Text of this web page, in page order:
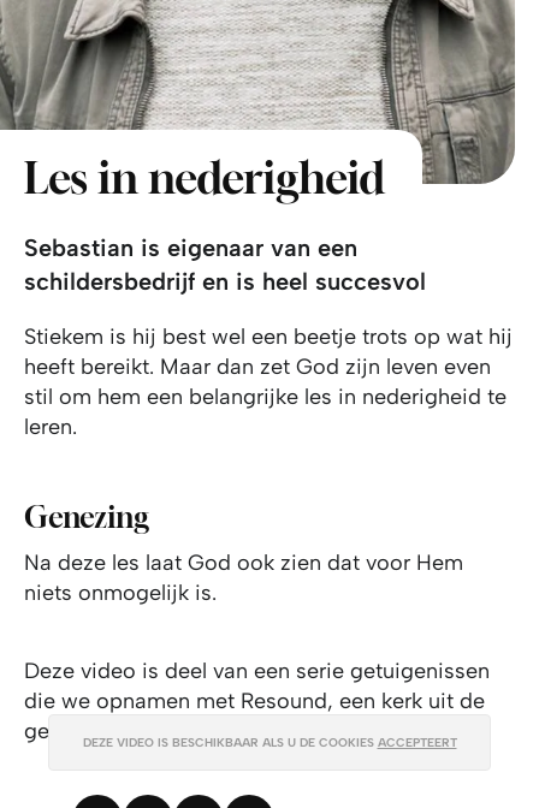
Les in nederigheid
Sebastian is eigenaar van een
schildersbedrijf en is heel succesvol
Stiekem is hij best wel een beetje trots op wat hij
heeft bereikt. Maar dan zet God zijn leven even
stil om hem een belangrijke les in nederigheid te
leren.
Genezing
Na deze les laat God ook zien dat voor Hem
niets onmogelijk is.
Deze video is deel van een serie getuigenissen
die we opnamen met Resound, een kerk uit de
gemeente Parkstad in Limburg.
DEZE VIDEO IS BESCHIKBAAR ALS U DE COOKIES ACCEPTEERT